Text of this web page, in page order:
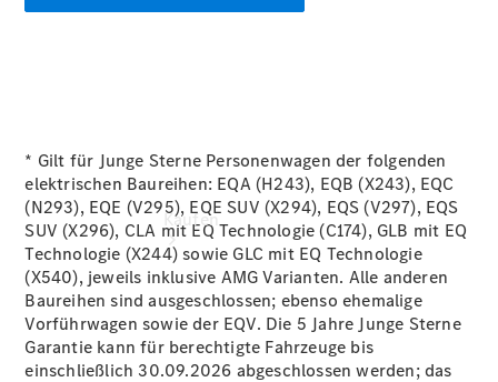
Kaufen
* Gilt für Junge Sterne Personenwagen der folgenden
elektrischen Baureihen: EQA (H243), EQB (X243), EQC
(N293), EQE (V295), EQE SUV (X294), EQS (V297), EQS
SUV (X296), CLA mit EQ Technologie (C174), GLB mit EQ
Technologie (X244) sowie GLC mit EQ Technologie
(X540), jeweils inklusive AMG Varianten. Alle anderen
Baureihen sind ausgeschlossen; ebenso ehemalige
Vorführwagen sowie der EQV. Die 5 Jahre Junge Sterne
Garantie kann für berechtigte Fahrzeuge bis
einschließlich 30.09.2026 abgeschlossen werden; das